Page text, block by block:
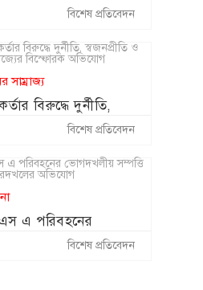
সহ নানান
বিশেষ প্রতিবেদন
সাম্রাজ্য
বিরুদ্ধে দুর্নীতি,
বাণিজ্যের বিস্ফোরক
বিশেষ প্রতিবেদন
এ পরিবহনের
জবরদখলের অভিযোগ
বিশেষ প্রতিবেদন